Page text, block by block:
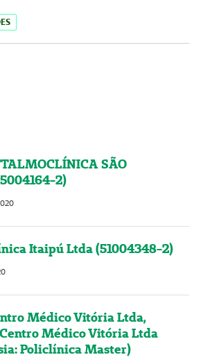
SÃO
2)
Itaipú Ltda (51004348-2)
Médico Vitória Ltda,
Médico Vitória Ltda
Policlínica Master)